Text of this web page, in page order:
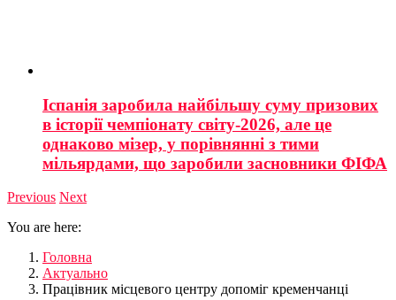
Іспанія заробила найбільшу суму призових
в історії чемпіонату світу-2026, але це
однаково мізер, у порівнянні з тими
мільярдами, що заробили засновники ФІФА
Previous Next
You are here:
Головна
Актуально
Працівник місцевого центру допоміг кременчанці